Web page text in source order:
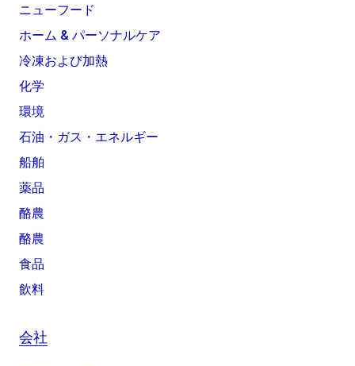
ニューフード
ホーム & パーソナルケア
冷凍および加熱
化学
環境
石油・ガス・エネルギー
船舶
薬品
酪農
酪農
食品
飲料
会社